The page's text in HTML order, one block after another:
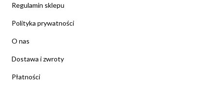
Regulamin sklepu
Polityka prywatności
O nas
Dostawa i zwroty
Płatności